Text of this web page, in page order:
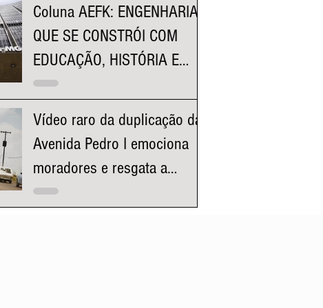
Coluna AEFK: ENGENHARIA
QUE SE CONSTRÓI COM
EDUCAÇÃO, HISTÓRIA E
REPRESENTATIVIDADE
Vídeo raro da duplicação da
Avenida Pedro I emociona
moradores e resgata a
história da região da